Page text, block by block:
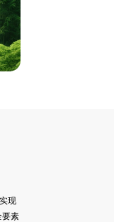
现
要素